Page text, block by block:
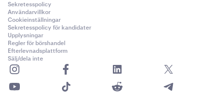
Sekretesspolicy
Användarvillkor
Cookieinställningar
Sekretesspolicy för kandidater
Upplysningar
Regler för börshandel
Efterlevnadsplattform
Sälj/dela inte